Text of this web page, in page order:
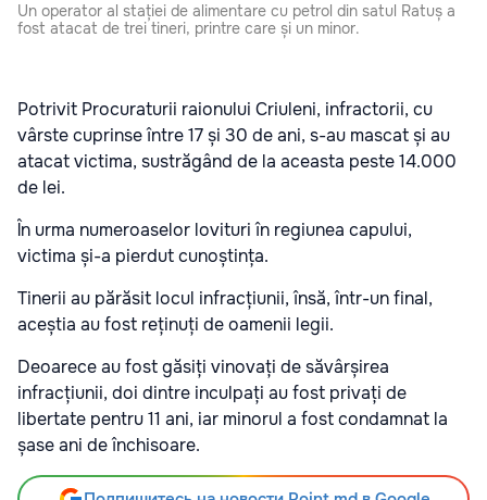
Un operator al stației de alimentare cu petrol din satul Ratuș a
fost atacat de trei tineri, printre care și un minor.
Potrivit Procuraturii raionului Criuleni, infractorii, cu
vârste cuprinse între 17 și 30 de ani, s-au mascat și au
atacat victima, sustrăgând de la aceasta peste 14.000
de lei.
În urma numeroaselor lovituri în regiunea capului,
victima și-a pierdut cunoștința.
Tinerii au părăsit locul infracțiunii, însă, într-un final,
aceștia au fost reținuți de oamenii legii.
Deoarece au fost găsiți vinovați de săvârșirea
infracțiunii, doi dintre inculpați au fost privați de
libertate pentru 11 ani, iar minorul a fost condamnat la
șase ani de închisoare.